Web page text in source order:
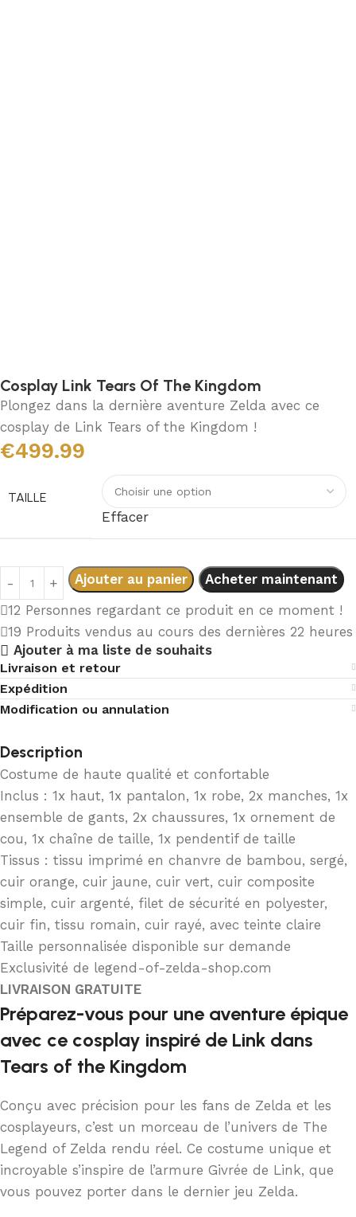
Cosplay Link Tears Of The Kingdom
Plongez dans la dernière aventure Zelda avec ce
cosplay de Link Tears of the Kingdom !
€499.99
TAILLE
Effacer
Ajouter au panier
Acheter maintenant
12 Personnes regardant ce produit en ce moment !
19 Produits vendus au cours des dernières 22 heures
Ajouter à ma liste de souhaits
Livraison et retour
Expédition
Modification ou annulation
Description
Costume de haute qualité et confortable
Inclus : 1x haut, 1x pantalon, 1x robe, 2x manches, 1x
ensemble de gants, 2x chaussures, 1x ornement de
cou, 1x chaîne de taille, 1x pendentif de taille
Tissus : tissu imprimé en chanvre de bambou, sergé,
cuir orange, cuir jaune, cuir vert, cuir composite
simple, cuir argenté, filet de sécurité en polyester,
cuir fin, tissu romain, cuir rayé, avec teinte claire
Taille personnalisée disponible sur demande
Exclusivité de legend-of-zelda-shop.com
LIVRAISON GRATUITE
Préparez-vous pour une aventure épique
avec ce cosplay inspiré de Link dans
Tears of the Kingdom
Conçu avec précision pour les fans de Zelda et les
cosplayeurs, c’est un morceau de l’univers de The
Legend of Zelda rendu réel. Ce costume unique et
incroyable s’inspire de l’armure Givrée de Link, que
vous pouvez porter dans le dernier jeu Zelda.